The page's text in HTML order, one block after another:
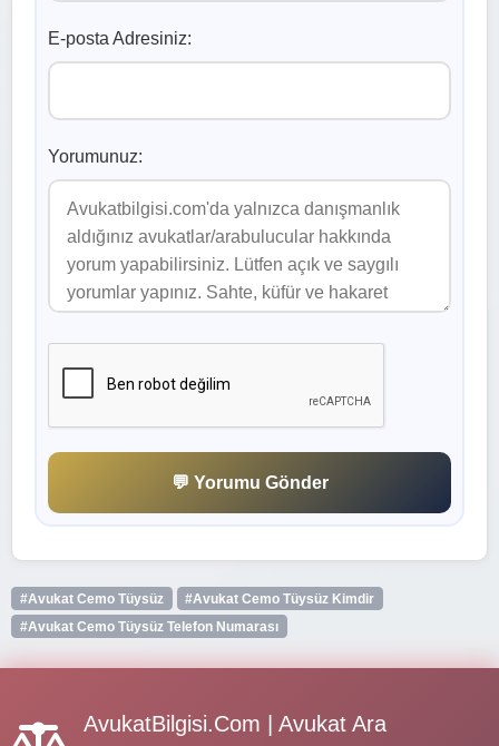
E-posta Adresiniz:
Yorumunuz:
💬 Yorumu Gönder
#Avukat Cemo Tüysüz
#Avukat Cemo Tüysüz Kimdir
#Avukat Cemo Tüysüz Telefon Numarası
AvukatBilgisi.Com | Avukat Ara